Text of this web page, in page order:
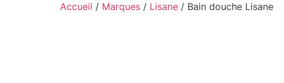
Accueil / Marques / Lisane / Bain douche Lisane